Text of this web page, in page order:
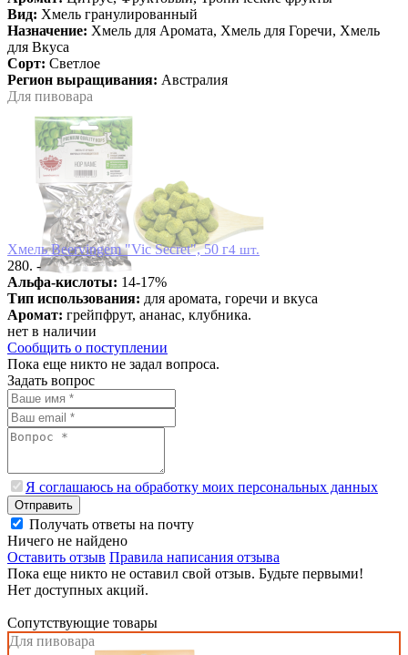
Вид: Хмель гранулированный
Назначение: Хмель для Аромата, Хмель для Горечи, Хмель
для Вкуса
Сорт: Светлое
Регион выращивания: Австралия
Для пивовара
Хмель Beervingem "Vic Secret", 50 г4 шт.
280. -
Альфа-кислоты: 14-17%
Тип использования: для аромата, горечи и вкуса
Аромат: грейпфрут, ананас, клубника.
нет в наличии
Сообщить о поступлении
Пока еще никто не задал вопроса.
Задать вопрос
Я соглашаюсь на обработку моих персональных данных
Отправить
Получать ответы на почту
Ничего не найдено
Оставить отзыв Правила написания отзыва
Пока еще никто не оставил свой отзыв. Будьте первыми!
Нет доступных акций.
Сопутствующие товары
Для пивовара